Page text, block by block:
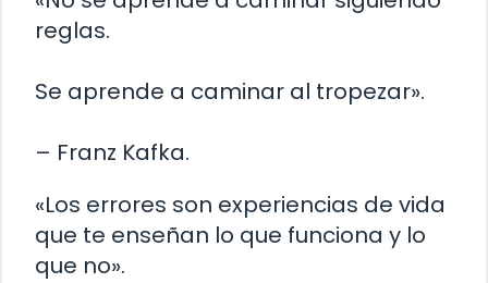
reglas.
Se aprende a caminar al tropezar».
– Franz Kafka.
«Los errores son experiencias de vida
que te enseñan lo que funciona y lo
que no».